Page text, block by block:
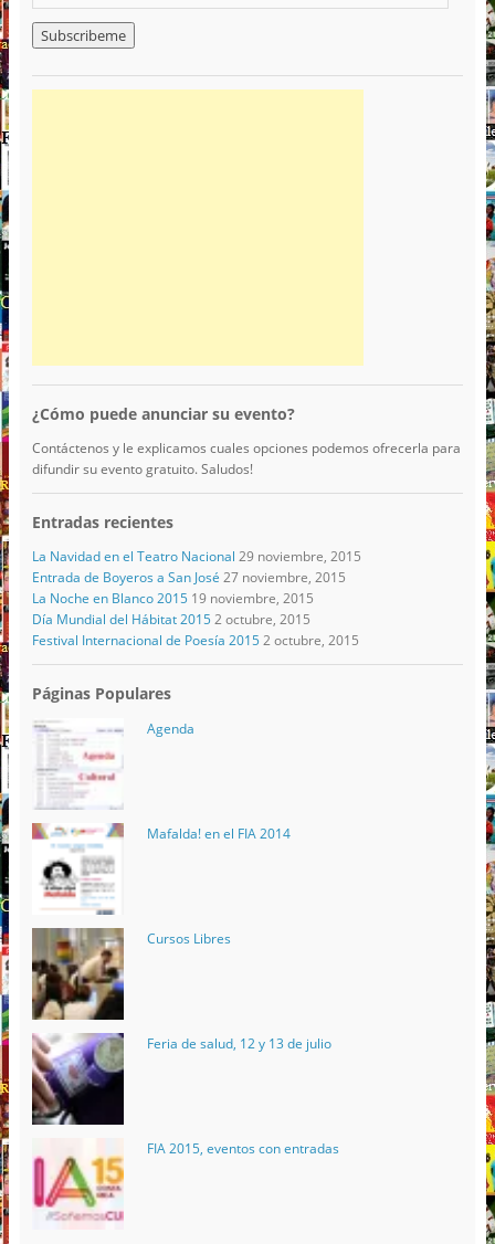
¿Cómo puede anunciar su evento?
Contáctenos y le explicamos cuales opciones podemos ofrecerla para
difundir su evento gratuito. Saludos!
Entradas recientes
La Navidad en el Teatro Nacional 29 noviembre, 2015
Entrada de Boyeros a San José 27 noviembre, 2015
La Noche en Blanco 2015 19 noviembre, 2015
Día Mundial del Hábitat 2015 2 octubre, 2015
Festival Internacional de Poesía 2015 2 octubre, 2015
Páginas Populares
Agenda
Mafalda! en el FIA 2014
Cursos Libres
Feria de salud, 12 y 13 de julio
FIA 2015, eventos con entradas